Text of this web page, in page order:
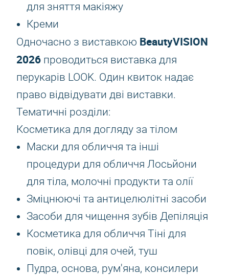
для зняття макіяжу
Креми
Одночасно з виставкою BeautyVISION
2026 проводиться виставка для
перукарів LOOK. Один квиток надає
право відвідувати дві виставки.
Тематичні розділи:
Косметика для догляду за тілом
Маски для обличчя та інші
процедури для обличчя Лосьйони
для тіла, молочні продукти та олії
Зміцнюючі та антицелюлітні засоби
Засоби для чищення зубів Депіляція
Косметика для обличчя Тіні для
повік, олівці для очей, туш
Пудра, основа, рум'яна, консилери